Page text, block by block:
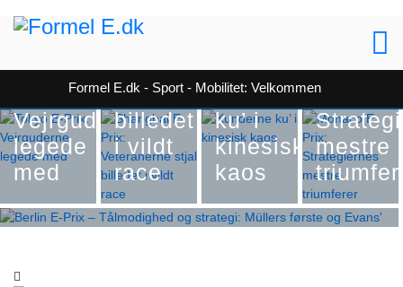
Formel E.dk - Sport - Mobilitet: Velkommen
Formel E
Tokyo
E-Prix:
Vejrguderne
legede
med
Shanghai
E-Prix:
Veteranerne
stjal
billedet
i vildt
race
Kunderne
ku’ i
kinesisk
kaos
Formel E
Monaco
E Prix:
mestre
Formel E
Berlin E-Prix – Tålmodighed og
strategi: Müllers første og Evans'
nye rekord